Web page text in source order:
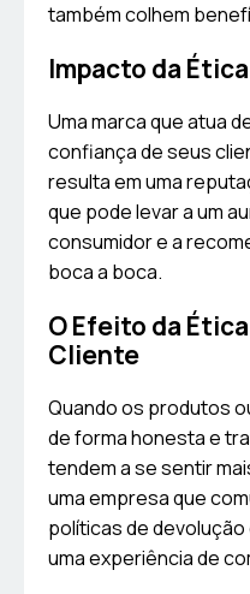
também colhem
Impacto da
Uma marca que atua
confiança de seus
resulta em uma
que pode levar a um
consumidor e a
boca a boca.
O Efeito da
Cliente
Quando os produtos
de forma honesta e
tendem a se sentir
uma empresa que
políticas de
uma experiência de